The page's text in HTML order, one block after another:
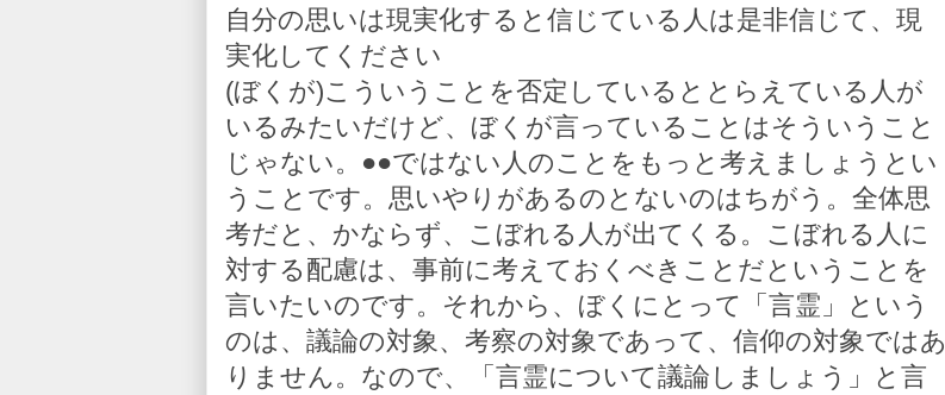
自分の思いは現実化すると信じている人は是非信じて、現
実化してください
(ぼくが)こういうことを否定しているととらえている人が
いるみたいだけど、ぼくが言っていることはそういうこと
じゃない。●●ではない人のことをもっと考えましょうとい
うことです。思いやりがあるのとないのはちがう。全体思
考だと、かならず、こぼれる人が出てくる。こぼれる人に
対する配慮は、事前に考えておくべきことだということを
言いたいのです。それから、ぼくにとって「言霊」という
のは、議論の対象、考察の対象であって、信仰の対象ではあ
りません。なので、「言霊について議論しましょう」と言